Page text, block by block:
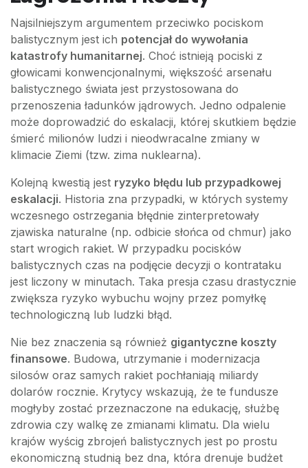
Najsilniejszym argumentem przeciwko pociskom
balistycznym jest ich potencjał do wywołania
katastrofy humanitarnej. Choć istnieją pociski z
głowicami konwencjonalnymi, większość arsenału
balistycznego świata jest przystosowana do
przenoszenia ładunków jądrowych. Jedno odpalenie
może doprowadzić do eskalacji, której skutkiem będzie
śmierć milionów ludzi i nieodwracalne zmiany w
klimacie Ziemi (tzw. zima nuklearna).
Kolejną kwestią jest ryzyko błędu lub przypadkowej
eskalacji. Historia zna przypadki, w których systemy
wczesnego ostrzegania błędnie zinterpretowały
zjawiska naturalne (np. odbicie słońca od chmur) jako
start wrogich rakiet. W przypadku pocisków
balistycznych czas na podjęcie decyzji o kontrataku
jest liczony w minutach. Taka presja czasu drastycznie
zwiększa ryzyko wybuchu wojny przez pomyłkę
technologiczną lub ludzki błąd.
Nie bez znaczenia są również gigantyczne koszty
finansowe. Budowa, utrzymanie i modernizacja
silosów oraz samych rakiet pochłaniają miliardy
dolarów rocznie. Krytycy wskazują, że te fundusze
mogłyby zostać przeznaczone na edukację, służbę
zdrowia czy walkę ze zmianami klimatu. Dla wielu
krajów wyścig zbrojeń balistycznych jest po prostu
ekonomiczną studnią bez dna, która drenuje budżet